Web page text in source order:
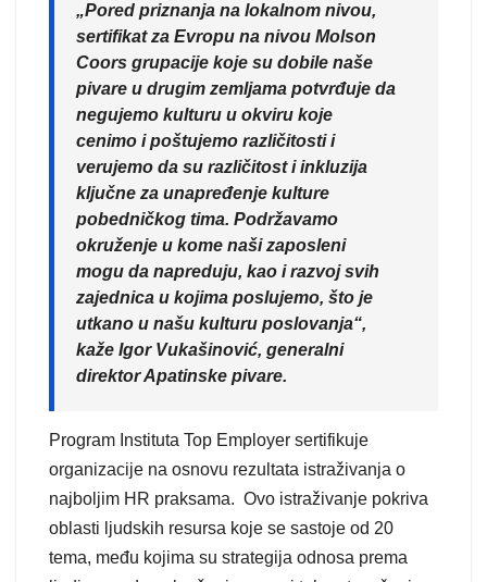
„Pored priznanja na lokalnom nivou,
sertifikat za Evropu na nivou Molson
Coors grupacije koje su dobile naše
pivare u drugim zemljama potvrđuje da
negujemo kulturu u okviru koje
cenimo i poštujemo različitosti i
verujemo da su različitost i inkluzija
ključne za unapređenje kulture
pobedničkog tima. Podržavamo
okruženje u kome naši zaposleni
mogu da napreduju, kao i razvoj svih
zajednica u kojima poslujemo, što je
utkano u našu kulturu poslovanja“,
kaže Igor Vukašinović, generalni
direktor Apatinske pivare.
Program Instituta Top Employer sertifikuje
organizacije na osnovu rezultata istraživanja o
najboljim HR praksama. Ovo istraživanje pokriva
oblasti ljudskih resursa koje se sastoje od 20
tema, među kojima su strategija odnosa prema